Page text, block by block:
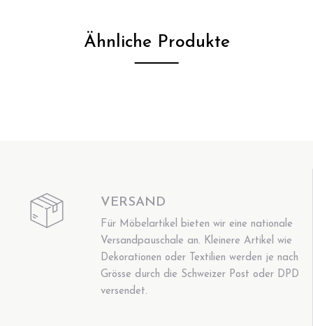
Ähnliche Produkte
VERSAND
Für Möbelartikel bieten wir eine nationale
Versandpauschale an. Kleinere Artikel wie
Dekorationen oder Textilien werden je nach
Grösse durch die Schweizer Post oder DPD
versendet.